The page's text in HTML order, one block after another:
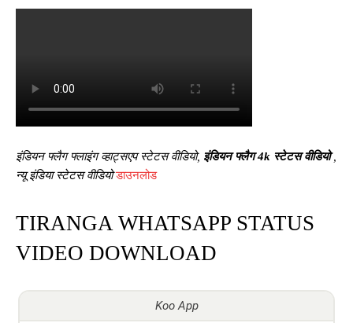
इंडियन फ्लैग फ्लाइंग व्हाट्सएप स्टेटस वीडियो, इंडियन फ्लैग 4k स्टेटस वीडियो,
न्यू इंडिया स्टेटस वीडियोडाउनलोड
TIRANGA WHATSAPP STATUS
VIDEO DOWNLOAD
Koo App